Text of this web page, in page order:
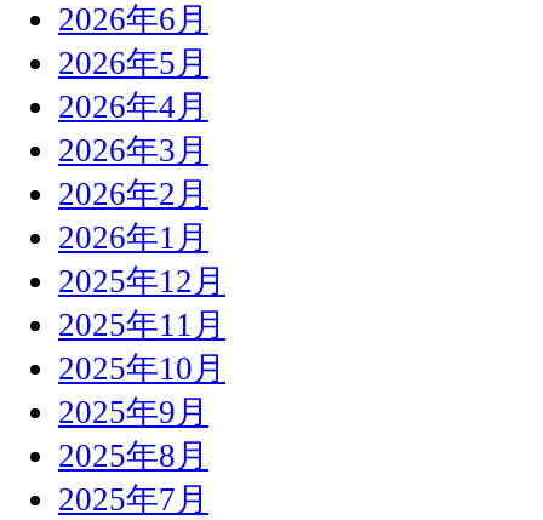
2026年6月
2026年5月
2026年4月
2026年3月
2026年2月
2026年1月
2025年12月
2025年11月
2025年10月
2025年9月
2025年8月
2025年7月